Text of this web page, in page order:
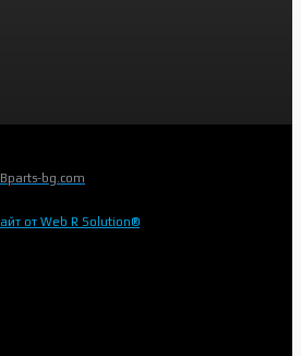
bg.com
от Web R Solution®